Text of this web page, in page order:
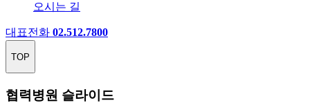
오시는 길
대표전화 02.512.7800
TOP
협력병원 슬라이드